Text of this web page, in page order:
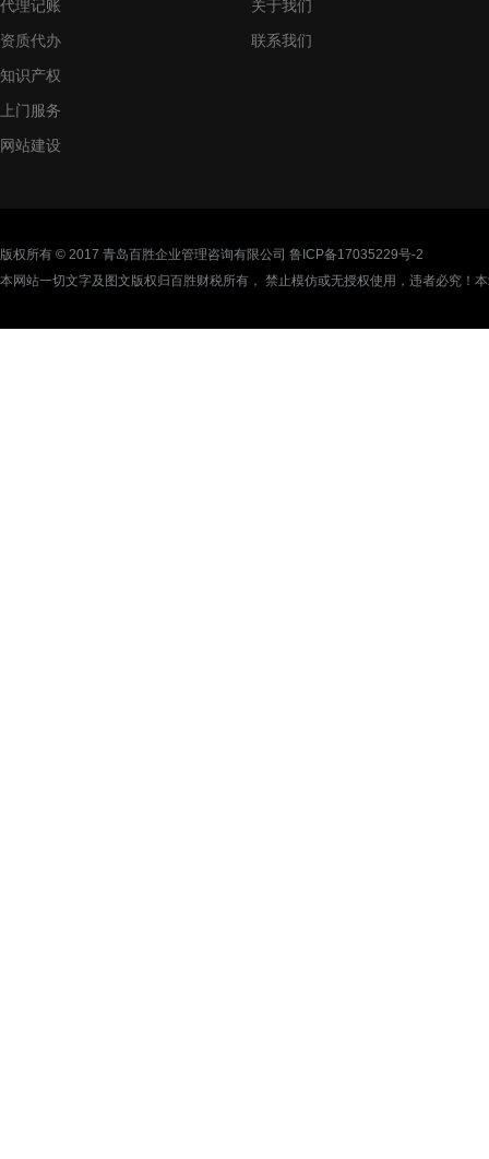
代理记账
资质代办
知识产权
上门服务
网站建设
关于我们
联系我们
版权所有 © 2017 青岛百胜企业管理咨询有限公司 鲁ICP备17035229号-2
本网站一切文字及图文版权归百胜财税所有， 禁止模仿或无授权使用，违者必究！